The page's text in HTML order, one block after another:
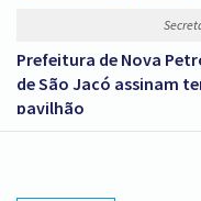
Prefeitura de Nova
de São Jacó assinam
pavilhão